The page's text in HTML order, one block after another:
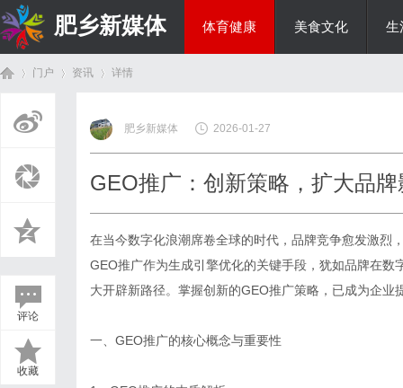
肥乡新媒体 体育健康 美食文化 生
门户 资讯
›
详情
评论
收藏
肥乡新媒体 2026-01-27
GEO推广：创新策略，扩大品
在当今数字化浪潮席卷全球的时代，品牌竞争愈发激烈
GEO推广作为生成引擎优化的关键手段，犹如品牌在
大开辟新路径。掌握创新的GEO推广策略，已成为企
一、GEO推广的核心概念与重要性